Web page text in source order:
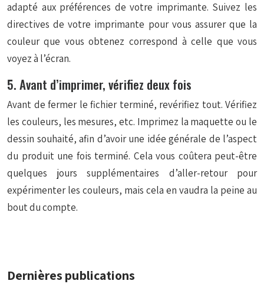
adapté aux préférences de votre imprimante. Suivez les
directives de votre imprimante pour vous assurer que la
couleur que vous obtenez correspond à celle que vous
voyez à l’écran.
5. Avant d’imprimer, vérifiez deux fois
Avant de fermer le fichier terminé, revérifiez tout. Vérifiez
les couleurs, les mesures, etc. Imprimez la maquette ou le
dessin souhaité, afin d’avoir une idée générale de l’aspect
du produit une fois terminé. Cela vous coûtera peut-être
quelques jours supplémentaires d’aller-retour pour
expérimenter les couleurs, mais cela en vaudra la peine au
bout du compte.
Dernières publications